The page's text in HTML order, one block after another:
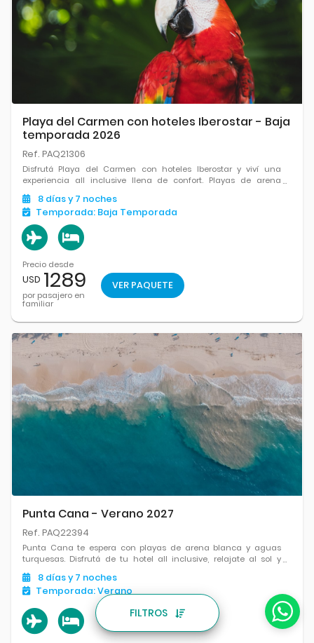
Playa del Carmen con hoteles Iberostar - Baja
temporada 2026
Ref. PAQ21306
Disfrutá Playa del Carmen con hoteles Iberostar y viví una
experiencia all inclusive llena de confort. Playas de arena
blanca, mar turquesa, excelente gastronomía y el equilibrio
perfecto entre relax y diversión en el Caribe.
8 díasy 7 noches
Temporada: Baja Temporada
Precio desde
USD 1289
por pasajero en
familiar
VER PAQUETE
Punta Cana - Verano 2027
Ref. PAQ22394
Punta Cana te espera con playas de arena blanca y aguas
turquesas. Disfrutá de tu hotel all inclusive, relajate al sol y
descubrí el Caribe en su máximo esplendor.
8 díasy 7 noches
Temporada:Verano
FILTROS